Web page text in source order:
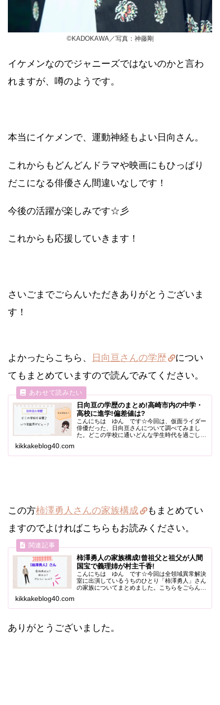
©KADOKAWA／写真：神藤剛
イケメンなのでジャニーズではないのかと言わ
れますが、噂のようです。
本当にイケメンで、運動神経もよい日向さん。
これからもどんどんドラマや映画にもひっぱり
だこになる俳優さん間違いなしです！
今後の活躍が楽しみです☆彡
これからも応援していきます！
さいごまでごらんいただきありがとうございま
す！
よかったらこちら、 日向亘さんの学歴
につい
てもまとめていますので読んでみてください。
日向亘の学歴のまとめ!高崎市内の中学・
高校に進学!偏差値は?
こんにちは ゆん です☆今回は、仮面ライダー
俳優だった、日向亘さんについて調べてみまし
た。どこの学校に通いどんな学生時代を過ごして
小学 → 高崎市立滝川...
kikkakeblog40.com
この方柿澤勇人さんの家族構成
もまとめてい
ますのでよければこちらもお読みください。
柿澤勇人の家族構成!曾祖父と祖父が人間
国宝で義理姉が村主千香!
こんにちは ゆん です☆今回は全領域異常解決
室に出演しているうちのひとり「柿澤勇人」さん
の家族についてまとめました。こちらをごらんく
んが結婚されて家族が...
kikkakeblog40.com
ありがとうございました。